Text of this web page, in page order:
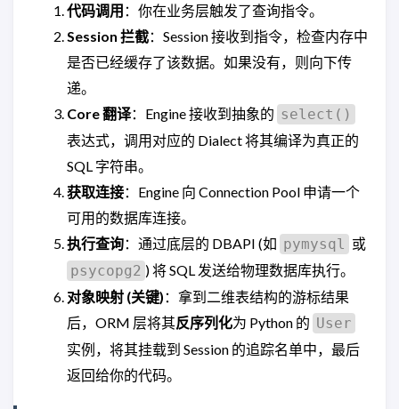
代码调用 ：你在业务层触发了查询指令。
Session 拦截：Session 接收到指令，检查内存中
是否已经缓存了该数据。如果没有，则向下传
递。
Core 翻译：Engine 接收到抽象的 select()
表达式，调用对应的 Dialect 将其编译为真正的
SQL 字符串。
获取连接：Engine 向 Connection Pool 申请一个
可用的数据库连接。
执行查询：通过底层的 DBAPI (如 pymysql 或
psycopg2 ) 将 SQL 发送给物理数据库执行。
对象映射 (关键) ：拿到二维表结构的游标结果
后，ORM 层将其反序列化为 Python 的 User
实例，将其挂载到 Session 的追踪名单中，最后
返回给你的代码。